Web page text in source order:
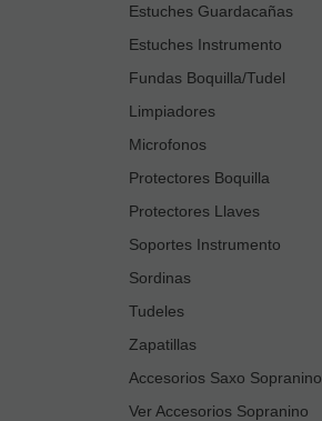
Estuches Guardacañas
Estuches Instrumento
Fundas Boquilla/Tudel
Limpiadores
Microfonos
Protectores Boquilla
Protectores Llaves
Soportes Instrumento
Sordinas
Tudeles
Zapatillas
Accesorios Saxo Sopranino
Ver Accesorios Sopranino